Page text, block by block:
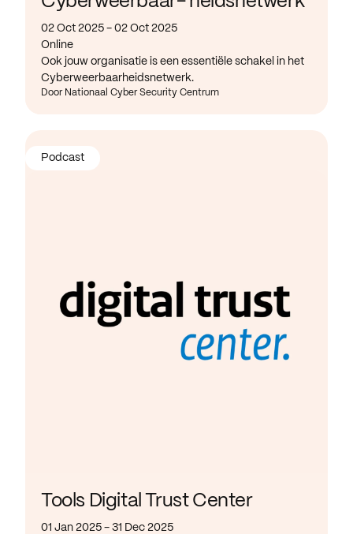
02 Oct 2025 - 02 Oct 2025
Online
Ook jouw organisatie is een essentiële schakel in het
Cyberweerbaarheidsnetwerk.
Door Nationaal Cyber Security Centrum
Tools Digital Trust Center
01 Jan 2025 - 31 Dec 2025
Podcast